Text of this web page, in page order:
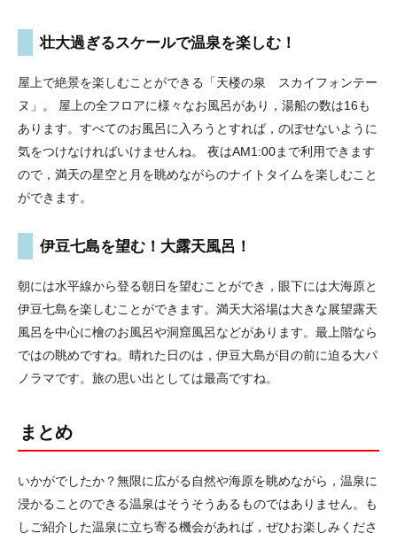
壮大過ぎるスケールで温泉を楽しむ！
屋上で絶景を楽しむことができる「天楼の泉 スカイフォンテー
ヌ」。 屋上の全フロアに様々なお風呂があり，湯船の数は16も
あります。すべてのお風呂に入ろうとすれば，のぼせないように
気をつけなければいけませんね。 夜はAM1:00まで利用できます
ので，満天の星空と月を眺めながらのナイトタイムを楽しむこと
ができます。
伊豆七島を望む！大露天風呂！
朝には水平線から登る朝日を望むことができ，眼下には大海原と
伊豆七島を楽しむことができます。満天大浴場は大きな展望露天
風呂を中心に檜のお風呂や洞窟風呂などがあります。最上階なら
ではの眺めですね。晴れた日のは，伊豆大島が目の前に迫る大パ
ノラマです。旅の思い出としては最高ですね。
まとめ
いかがでしたか？無限に広がる自然や海原を眺めながら，温泉に
浸かることのできる温泉はそうそうあるものではありません。も
しご紹介した温泉に立ち寄る機会があれば，ぜひお楽しみくださ